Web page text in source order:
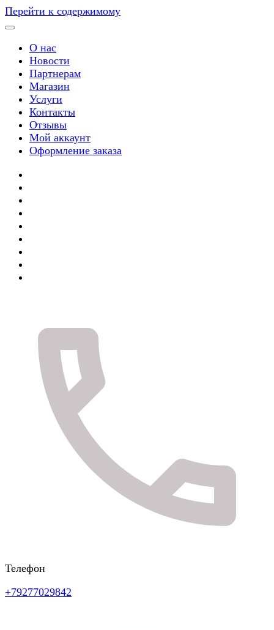
Перейти к содержимому
О нас
Новости
Партнерам
Магазин
Услуги
Контакты
Отзывы
Мой аккаунт
Оформление заказа
Телефон
+79277029842